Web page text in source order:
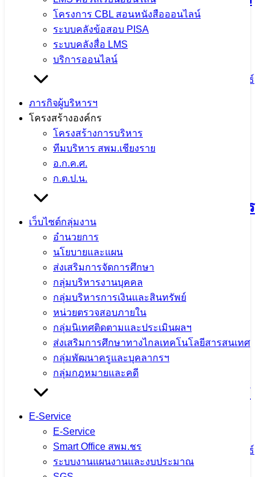
โครงการ CBL สอนหนังสือออนไลน์
ระบบคลังข้อสอบ PISA
ระบบคลังสื่อ LMS
บริการออนไลน์
ภารกิจผู้บริหารฯ
โครงสร้างองค์กร
โครงสร้างการบริหาร
ทีมบริหาร สพม.เชียงราย
อ.ก.ค.ศ.
ก.ต.ป.น.
เว็บไซต์กลุ่มงาน
อำนวยการ
นโยบายและแผน
ส่งเสริมการจัดการศึกษา
กลุ่มบริหารงานบุคคล
กลุ่มบริหารการเงินและสินทรัพย์
หน่วยตรวจสอบภายใน
กลุ่มนิเทศติดตามและประเมินผลฯ
ส่งเสริมการศึกษาทางไกลเทคโนโลยีสารสนเทศ
กลุ่มพัฒนาครูและบุคลากรฯ
กลุ่มกฎหมายและคดี
E-Service
E-Service
Smart Office สพม.ชร
ระบบงานแผนงานและงบประมาณ
เคลื่อนนโยบาย “เรียนดี มีความสุข” ณ
โรงเรียนสันติคีรีวิทยาคม
5 มิถุนายน 2024
ข่าวประชาสัมพันธ์
จำนวนผู้ชม: 1,532
ลงพื้นที่ !!! ตรวจเยี่ยมอาคารเรียนและ
ความปลอดภัยบริเวณโดยรอบของอาคาร
เรียน ณ โรงเรียนสันติคีรีวิทยาคม
5 มิถุนายน 2024 ข่าวประชาสัมพันธ์ สพม.เชียงราย
ปชส. จาก ใน-นอก,ภารกิจผู้บริหารเขตพื้นที่
จำนวนผู้ชม: 1,485
ลงพื้นที่….เพื่อตรวจสอบข้อมูลจำนวน
นักเรียนประจำพักนอน ปีการศึกษา 2567
ณ โรงเรียนสันติคีรีวิทยาคม
5 มิถุนายน 20245 มิถุนายน 2024
ข่าวประชาสัมพันธ์
สพม.เชียงราย,ปชส. จาก ใน-นอก,ภารกิจผู้บริหารเขตพื้นที่